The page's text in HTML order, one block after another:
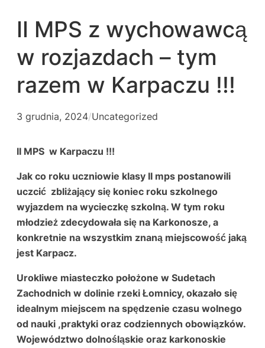
II MPS z wychowawcą
w rozjazdach – tym
razem w Karpaczu !!!
3 grudnia, 2024/Uncategorized
II MPS w Karpaczu !!!
Jak co roku uczniowie klasy II mps postanowili
uczcić zbliżający się koniec roku szkolnego
wyjazdem na wycieczkę szkolną. W tym roku
młodzież zdecydowała się na Karkonosze, a
konkretnie na wszystkim znaną miejscowość jaką
jest Karpacz.
Urokliwe miasteczko położone w Sudetach
Zachodnich w dolinie rzeki Łomnicy, okazało się
idealnym miejscem na spędzenie czasu wolnego
od nauki ,praktyki oraz codziennych obowiązków.
Województwo dolnośląskie oraz karkonoskie